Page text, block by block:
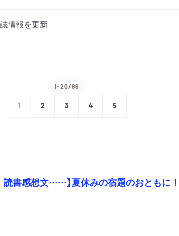
情報を更新
1-20/86
1 2 3 4 5
読書感想文……】夏休みの宿題のおともに